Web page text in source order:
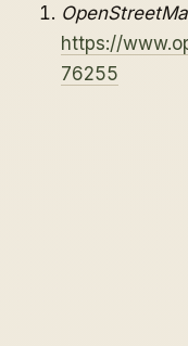
https://
76255